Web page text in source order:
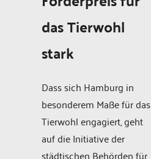
das Tierwohl
stark
Dass sich Hamburg in
besonderem Maße für das
Tierwohl engagiert, geht
auf die Initiative der
städtischen Behörden für